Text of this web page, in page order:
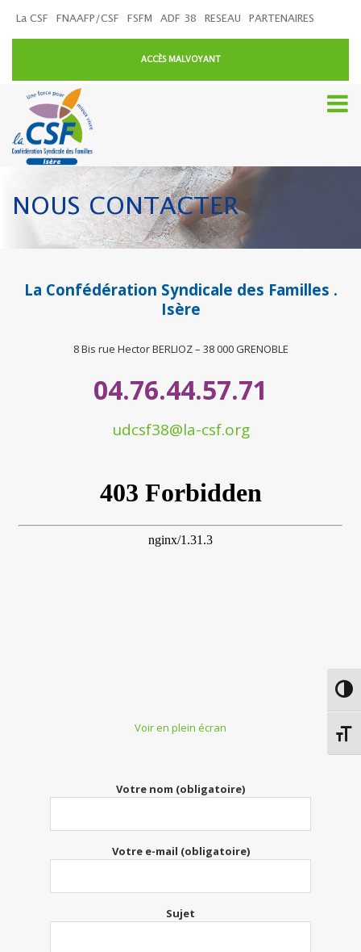
La CSF FNAAFP/CSF FSFM ADF 38 RESEAU PARTENAIRES
ACCÈS MALVOYANT
NOUS CONTACTER
La Confédération Syndicale des Familles .
Isère
8 Bis rue Hector BERLIOZ – 38 000 GRENOBLE
04.76.44.57.71
udcsf38@la-csf.org
Voir en plein écran
Votre nom (obligatoire)
Votre e-mail (obligatoire)
Sujet